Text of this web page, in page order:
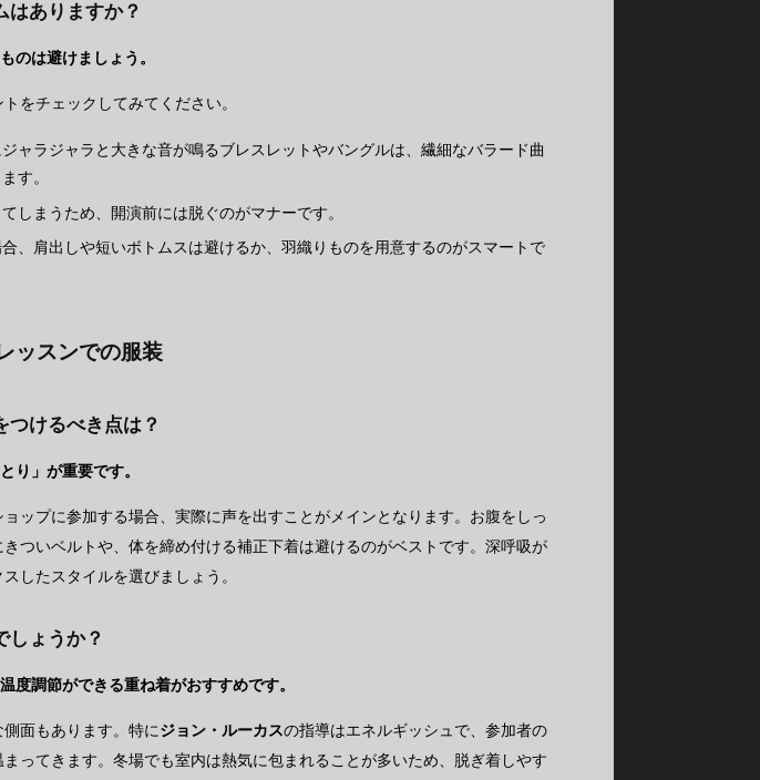
はありますか？
のは避けましょう。
をチェックしてみてください。
ャラジャラと大きな音が鳴るブレスレットやバングルは、繊細なバラード曲
す。
しまうため、開演前には脱ぐのがマナーです。
、肩出しや短いボトムスは避けるか、羽織りものを用意するのがスマートで
ッスンでの服装
つけるべき点は？
り」が重要です。
ップに参加する場合、実際に声を出すことがメインとなります。お腹をしっ
ついベルトや、体を締め付ける補正下着は避けるのがベストです。深呼吸が
したスタイルを選びましょう。
しょうか？
度調節ができる重ね着がおすすめです。
面もあります。特にジョン・ルーカスの指導はエネルギッシュで、参加者の
ってきます。冬場でも室内は熱気に包まれることが多いため、脱ぎ着しやす